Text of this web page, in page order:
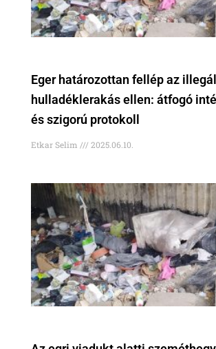
Eger határozottan fellép az
hulladéklerakás ellen: átfogó
és szigorú protokoll
Etkar Selim 2025.06.10.